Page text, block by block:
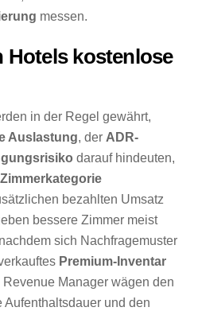
messen.
Hotels kostenlose
in der Regel gewährt,
Auslastung, der ADR-
darauf hindeuten,
bezahlten Umsatz
bessere Zimmer meist
sich Nachfragemuster
Premium-Inventar
Manager wägen den
Aufenthaltsdauer und den